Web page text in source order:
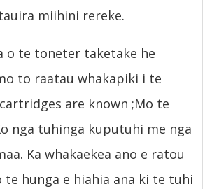
miihini rereke.
o te toneter taketake he
to raatau whakapiki i te
are known ;Mo te
nga tuhinga kuputuhi me nga
Ka whakaekea ano e ratou
te hunga e hiahia ana ki te tuhi